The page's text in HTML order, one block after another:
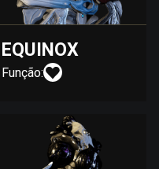
EQUINOX
Função: